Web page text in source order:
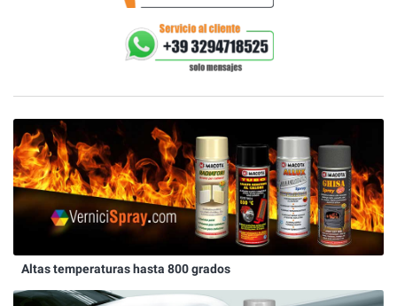
Altas temperaturas hasta 800 grados